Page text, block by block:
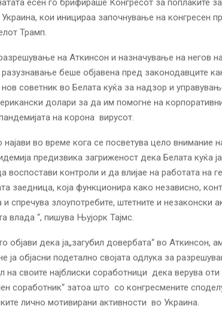
кои иницираа започнување на конгресен
Трамп.
на Аткинсон и назначување на негов
беше објавена пред законодавците
советник во Белата куќа за надзор и
долари за да им помогне на
на корона вирусот.
во време кога се посветува цело внимание
предизвика загриженост дека Белата куќа
воспостави контроли и да влијае на работата на
заедница, која функционира како независно,
и спречува злоупотребите, штетните и незаконски
влада “, пишува Њујорк Тајмс.
објави дека ја„загубил довербата“ во Аткинсон,
ја објасни подетално својата одлука за
на своите најблиски соработници дека верува оти
соработник“ затоа што со конгресмените
лично мотивирани активности во Украина.